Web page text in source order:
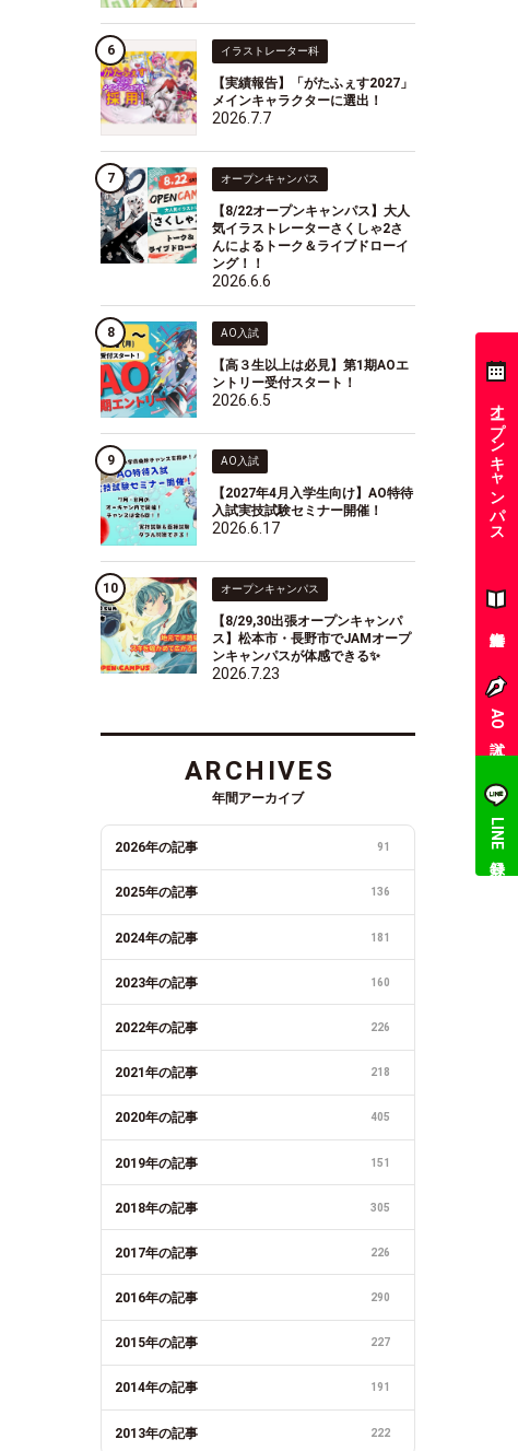
イラストレーター科
【実績報告】「がたふぇす2027」
メインキャラクターに選出！
2026.7.7
オープンキャンパス
【8/22オープンキャンパス】大人
気イラストレーターさくしゃ2さ
んによるトーク＆ライブドローイ
ング！！
2026.6.6
AO入試
【高３生以上は必見】第1期AOエ
ントリー受付スタート！
2026.6.5
AO入試
【2027年4月入学生向け】AO特待
入試実技試験セミナー開催！
2026.6.17
オープンキャンパス
【8/29,30出張オープンキャンパ
ス】松本市・長野市でJAMオープ
ンキャンパスが体感できる✨
2026.7.23
ARCHIVES
年間アーカイブ
2026年の記事 91
2025年の記事 136
2024年の記事 181
2023年の記事 160
2022年の記事 226
2021年の記事 218
2020年の記事 405
2019年の記事 151
2018年の記事 305
2017年の記事 226
2016年の記事 290
2015年の記事 227
2014年の記事 191
2013年の記事 222
オープンキャンパス
AO入試
LINE登録